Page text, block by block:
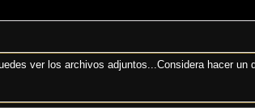
ver los archivos adjuntos...Considera hacer